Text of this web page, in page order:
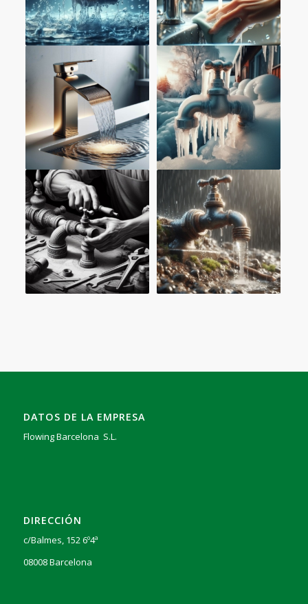
DATOS DE LA EMPRESA
Flowing Barcelona S.L.
DIRECCIÓN
c/Balmes, 152 6º4ª
08008 Barcelona